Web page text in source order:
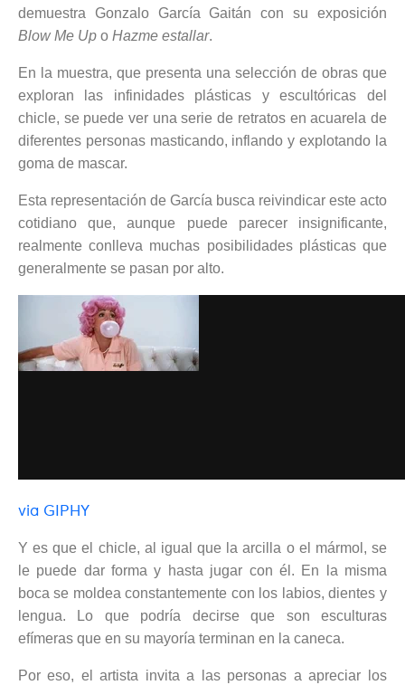
demuestra Gonzalo García Gaitán con su exposición
Blow Me Up o Hazme estallar.
En la muestra, que presenta una selección de obras que
exploran las infinidades plásticas y escultóricas del
chicle, se puede ver una serie de retratos en acuarela de
diferentes personas masticando, inflando y explotando la
goma de mascar.
Esta representación de García busca reivindicar este acto
cotidiano que, aunque puede parecer insignificante,
realmente conlleva muchas posibilidades plásticas que
generalmente se pasan por alto.
via GIPHY
Y es que el chicle, al igual que la arcilla o el mármol, se
le puede dar forma y hasta jugar con él. En la misma
boca se moldea constantemente con los labios, dientes y
lengua. Lo que podría decirse que son esculturas
efímeras que en su mayoría terminan en la caneca.
Por eso, el artista invita a las personas a apreciar los